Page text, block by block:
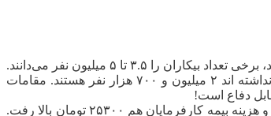
به گزارش خبرنگار مهر، ارائه آمارهای مختلف از بازار کار داغ است و در حالی که رئیس‌جمهور از ۱.۱ میلیون و مرکز آمار از بیکاری ۲.۷ میلیونی خبر می‌دهند، برخی تعداد بیکاران را ۳.۵ تا ۵ میلیون نفر می‌دانند.
مرکز آمار ایران به تازگی آمارهای جدیدی از تعداد بیکاران کشور ارائه کرده و معتقد است بیکاران مطلق کشور که تاکنون حتی یک ساعت هم تجربه کار نداشته اند ۲ میلیون و ۷۰۰ هزار نفر هستند. مقامات
دفاع است!
با تصمیم جدید تامین اجتماعی برای دریافت حق بیمه از بن نقدی ۱۱۰ هزار تومانی سال ۹۵ کارگران، مبلغ بن امسال به ماهیانه ۱۰۲۳۰۰ تومان کاهش یافت و هزینه بیمه کارفرمایان هم ۲۵۳۰۰ تومان بالا رفت.